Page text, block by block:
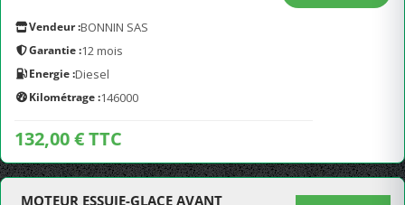
Vendeur :BONNIN SAS
Garantie :12 mois
Energie :Diesel
Kilométrage :146000
132,00 € TTC
MOTEUR ESSUIE-GLACE AVANT